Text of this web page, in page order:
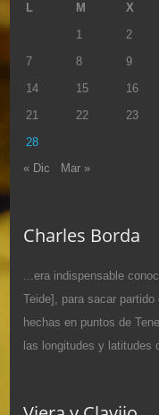
L M X
1
2
7
8 9
14
15 16
21
22 23
28
« Dic
Mar »
Charles Borda
...era indispensable
Teide], para sacar
hechas en puntos de
las longitudes y latitudes